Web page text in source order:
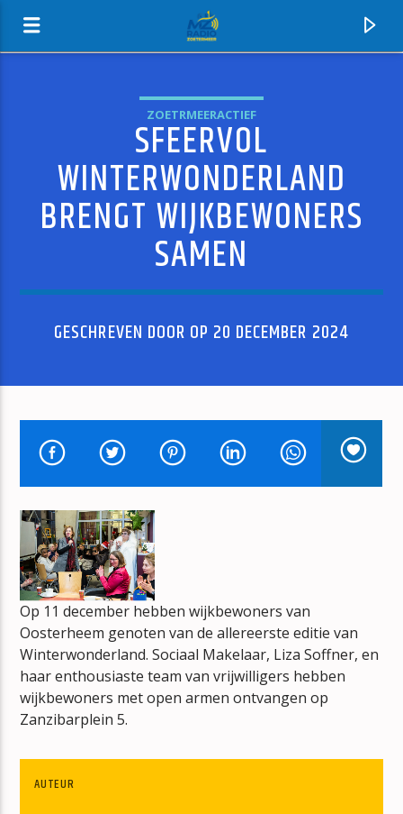
MZ-RADIO
HUIDIG NUMMER
CANDY GIRL
NEW EDITION
mz-radio
ZOETRMEERACTIEF
SFEERVOL
WINTERWONDERLAND
BRENGT WIJKBEWONERS
SAMEN
GESCHREVEN DOOR OP 20 DECEMBER 2024
Op 11 december hebben wijkbewoners van
Oosterheem genoten van de allereerste editie van
Winterwonderland. Sociaal Makelaar, Liza Soffner, en
haar enthousiaste team van vrijwilligers hebben
wijkbewoners met open armen ontvangen op
Zanzibarplein 5.
AUTEUR